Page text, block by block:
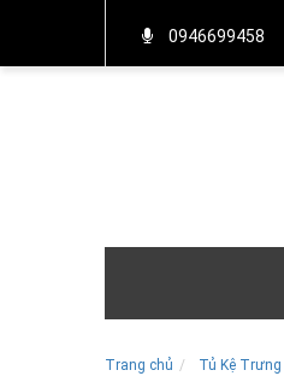
0946699458
Trang chủ Tủ Kệ